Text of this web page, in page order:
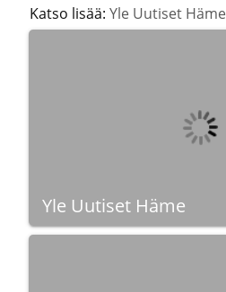
Katso lisää: Yle Uutiset Häme
Yle Uutiset Häme